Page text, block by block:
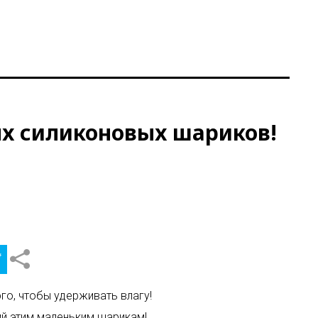
силиконовых шариков!
чтобы удерживать влагу!